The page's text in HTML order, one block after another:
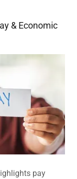
& Economic
pay